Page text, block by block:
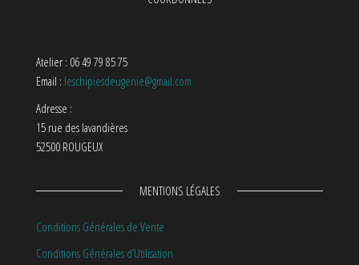
Atelier : 06 49 79 85 75
Email : leschipiesdeugenie@gmail.com
Adresse :
15 rue des lavandières
52500 ROUGEUX
MENTIONS LÉGALES
Conditions Générales de Vente
Conditions Générales d’Utilisation